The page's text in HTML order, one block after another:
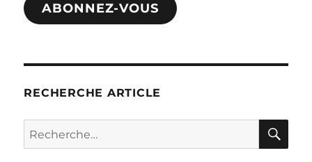
ABONNEZ-VOUS
RECHERCHE ARTICLE
Recherche
pour :